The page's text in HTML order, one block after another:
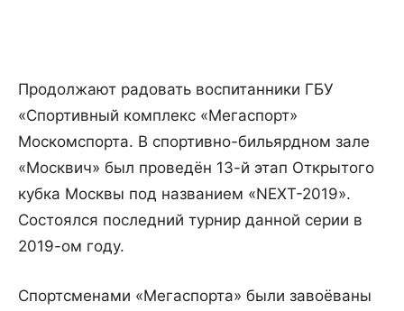
Продолжают радовать воспитанники ГБУ
«Спортивный комплекс «Мегаспорт»
Москомспорта. В спортивно-бильярдном зале
«Москвич» был проведён 13-й этап Открытого
кубка Москвы под названием «NEXT-2019».
Состоялся последний турнир данной серии в
2019-ом году.
Спортсменами «Мегаспорта» были завоёваны